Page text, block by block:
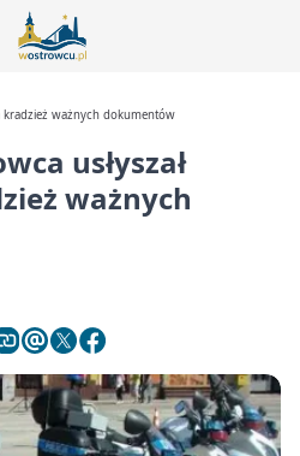
kradzież ważnych dokumentów
usłyszał
ważnych